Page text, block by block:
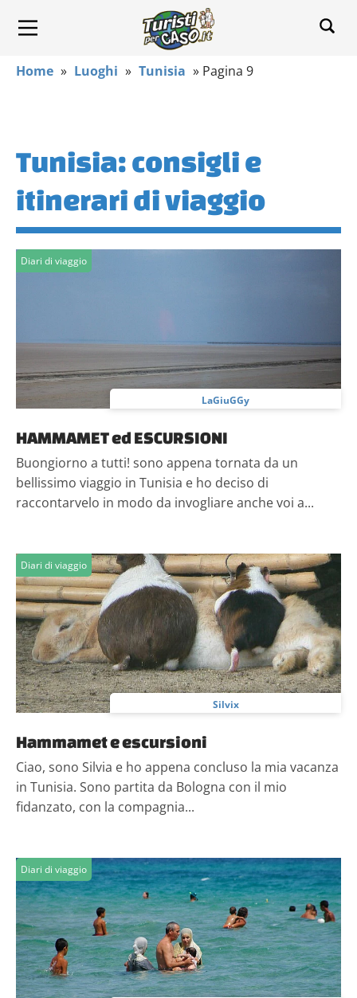
Home » Luoghi » Tunisia » Pagina 9
Tunisia: consigli e
itinerari di viaggio
Diari di viaggio
LaGiuGGy
HAMMAMET ed ESCURSIONI
Buongiorno a tutti! sono appena tornata da un
bellissimo viaggio in Tunisia e ho deciso di
raccontarvelo in modo da invogliare anche voi a...
Diari di viaggio
Silvix
Hammamet e escursioni
Ciao, sono Silvia e ho appena concluso la mia vacanza
in Tunisia. Sono partita da Bologna con il mio
fidanzato, con la compagnia...
Diari di viaggio